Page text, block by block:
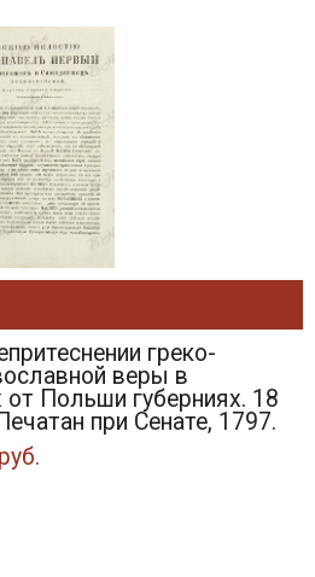
греко-
веры в
от Польши губерниях. 18
при Сенате, 1797.